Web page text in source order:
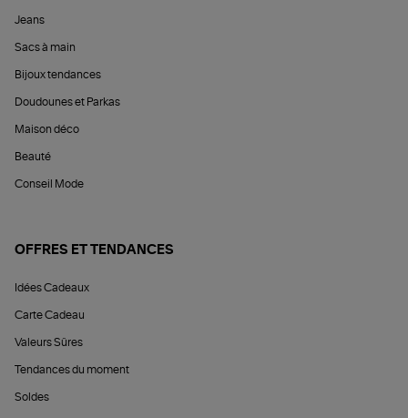
Jeans
Sacs à main
Bijoux tendances
Doudounes et Parkas
Maison déco
Beauté
Conseil Mode
OFFRES ET TENDANCES
Idées Cadeaux
Carte Cadeau
Valeurs Sûres
Tendances du moment
Soldes